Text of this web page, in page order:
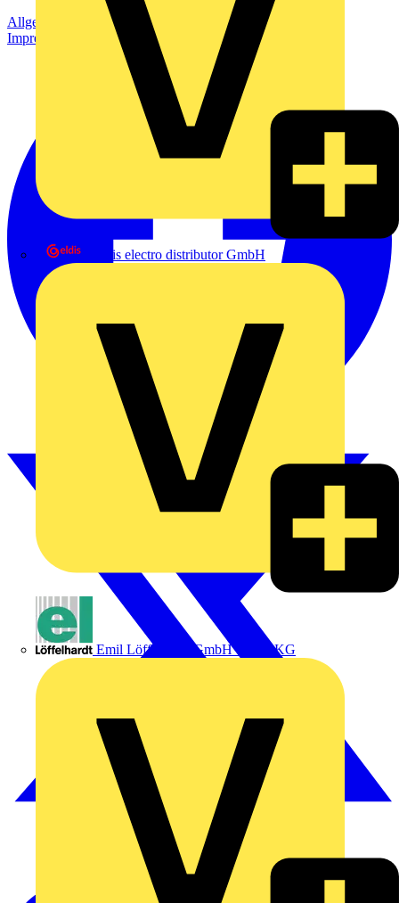
eldis electro distributor GmbH
Emil Löffelhardt GmbH & Co. KG
Allgemeine Geschäftsbedingungen
Datenschutzerklärung
Impressum